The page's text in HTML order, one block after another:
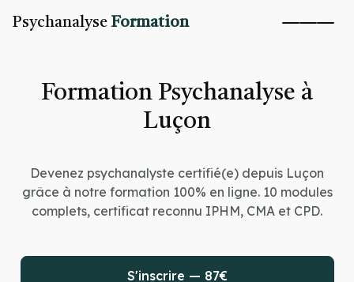
Psychanalyse Formation
Formation Psychanalyse à
Luçon
Devenez psychanalyste certifié(e) depuis Luçon
grâce à notre formation 100% en ligne. 10 modules
complets, certificat reconnu IPHM, CMA et CPD.
S'inscrire — 87€